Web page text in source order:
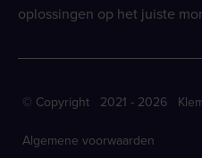
oplossingen op het juiste
© Copyright 2021 - 2026
Algemene voorwaarden